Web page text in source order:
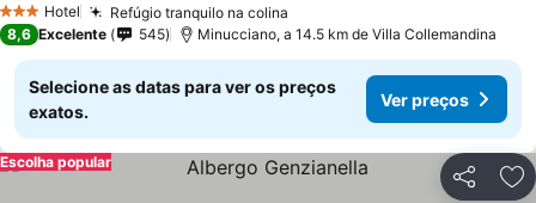
3 EstrelasHotel Refúgio tranquilo na colina
8,6 Excelente 545 Minucciano, a 14.5 km de Villa Collemandina
Selecione as datas para ver os preços
exatos.
Ver preços
Partilhar
Escolha popular